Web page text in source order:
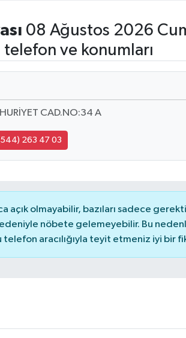
08 Ağustos 2026
ve konumları
CAD.NO:34 A
263 47 03
açık olmayabilir, bazıları sadece
nöbete gelemeyebilir. Bu
aracılığıyla teyit etmeniz iyi bir